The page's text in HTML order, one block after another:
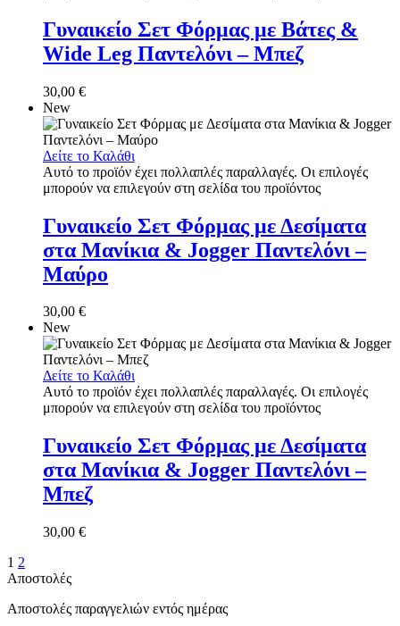
Γυναικείο Σετ Φόρμας με Βάτες &
Wide Leg Παντελόνι – Μπεζ
30,00 €
New
Δείτε το Καλάθι
Αυτό το προϊόν έχει πολλαπλές παραλλαγές. Οι επιλογές
μπορούν να επιλεγούν στη σελίδα του προϊόντος
Γυναικείο Σετ Φόρμας με Δεσίματα
στα Μανίκια & Jogger Παντελόνι –
Μαύρο
30,00 €
New
Δείτε το Καλάθι
Αυτό το προϊόν έχει πολλαπλές παραλλαγές. Οι επιλογές
μπορούν να επιλεγούν στη σελίδα του προϊόντος
Γυναικείο Σετ Φόρμας με Δεσίματα
στα Μανίκια & Jogger Παντελόνι –
Μπεζ
30,00 €
1 2
Αποστολές
Αποστολές παραγγελιών εντός ημέρας